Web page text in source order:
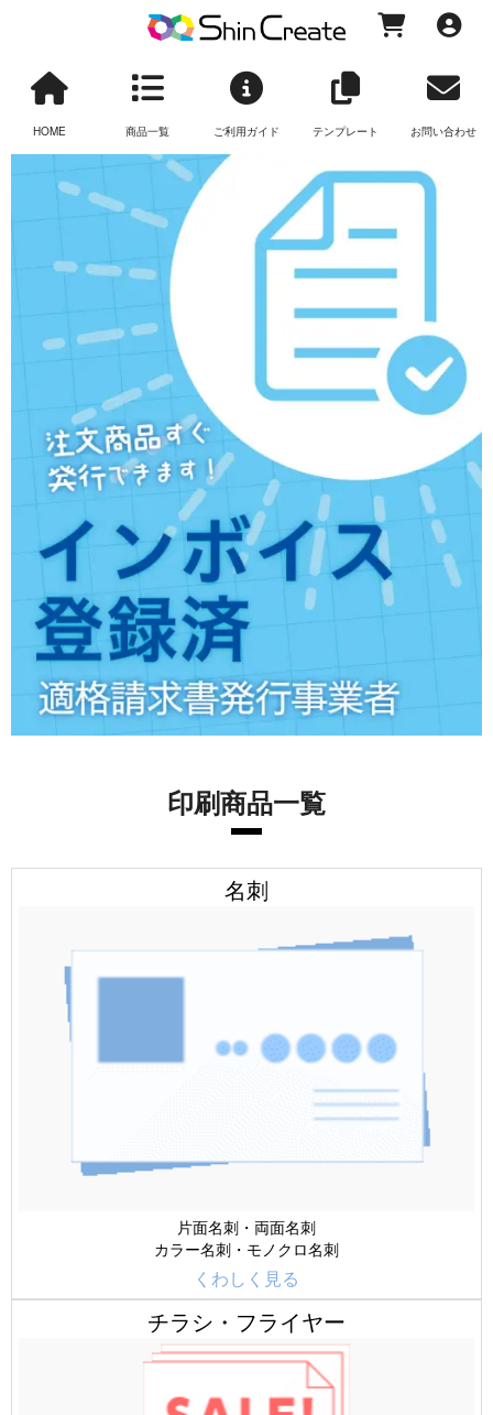
HOME 商品一覧 ご利用ガイド テンプレート お問い合わせ
印刷商品一覧
名刺
片面名刺・両面名刺
カラー名刺・モノクロ名刺
くわしく見る
チラシ・フライヤー